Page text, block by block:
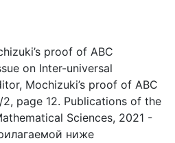
proof of ABC
on Inter-universal
Mochizuki’s proof of ABC
page 12. Publications of the
Sciences, 2021 -
ниже